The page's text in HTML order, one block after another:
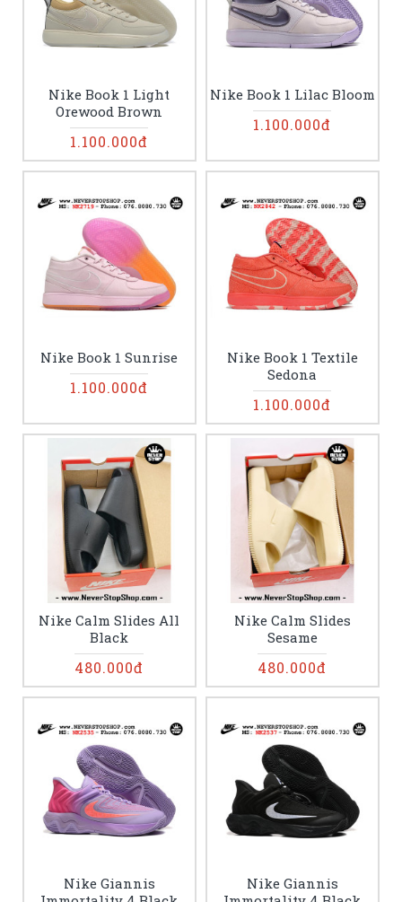
Nike Book 1 Light
Orewood Brown
1.100.000đ
Nike Book 1 Lilac Bloom
1.100.000đ
Nike Book 1 Sunrise
1.100.000đ
Nike Book 1 Textile
Sedona
1.100.000đ
Nike Calm Slides All
Black
480.000đ
Nike Calm Slides
Sesame
480.000đ
Nike Giannis
Nike Giannis